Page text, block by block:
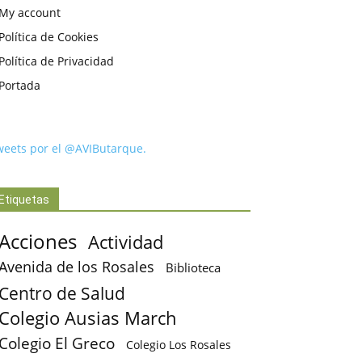
account
de Cookies
de Privacidad
por el @AVIButarque.
Actividad
de los Rosales Biblioteca
de Salud
Ausias March
El Greco Colegio Los Rosales